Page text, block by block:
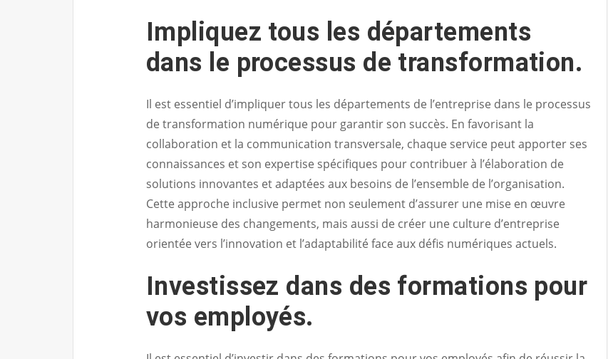
Impliquez tous les départements
dans le processus de transformation.
Il est essentiel d’impliquer tous les départements de l’entreprise dans le processus
de transformation numérique pour garantir son succès. En favorisant la
collaboration et la communication transversale, chaque service peut apporter ses
connaissances et son expertise spécifiques pour contribuer à l’élaboration de
solutions innovantes et adaptées aux besoins de l’ensemble de l’organisation.
Cette approche inclusive permet non seulement d’assurer une mise en œuvre
harmonieuse des changements, mais aussi de créer une culture d’entreprise
orientée vers l’innovation et l’adaptabilité face aux défis numériques actuels.
Investissez dans des formations pour
vos employés.